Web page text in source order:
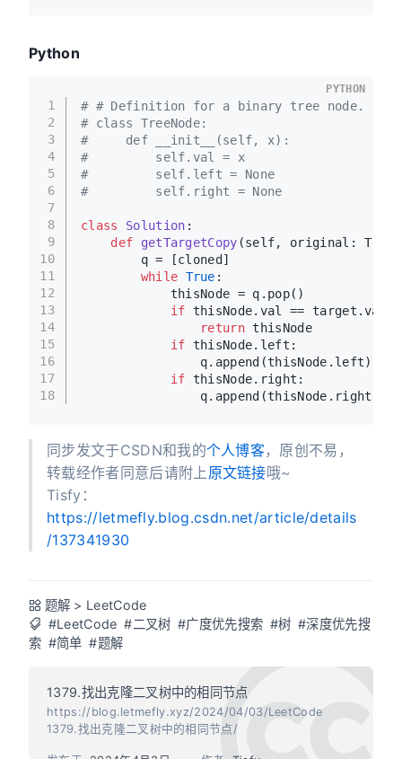
Python
1
2
3
4
5
6
7
8
9
10
11
12
13
14
15
16
17
18
# # Definition for a binary tree node.
# class TreeNode:
#     def __init__(self, x):
#         self.val = x
#         self.left = None
#         self.right = None
class Solution :
def
getTargetCopy (self, original:
        q = [cloned]
while True :
            thisNode = q.pop()
if thisNode.val == target.val:
return thisNode
if thisNode.left:
                q.append(thisNode.left)
if thisNode.right:
                q.append(thisNode.right)
PYTHON
同步发文于CSDN和我的个人博客，原创不易，
转载经作者同意后请附上原文链接哦~
Tisfy：
https://letmefly.blog.csdn.net/article/details
/137341930
题解 > LeetCode
#LeetCode #二叉树 #广度优先搜索 #树 #深度优先搜
索 #简单 #题解
1379.找出克隆二叉树中的相同节点
https://blog.letmefly.xyz/2024/04/03/LeetCode
1379.找出克隆二叉树中的相同节点/